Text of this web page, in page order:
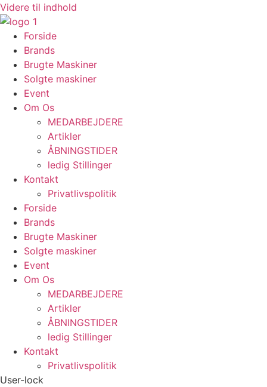
Videre til indhold
Forside
Brands
Brugte Maskiner
Solgte maskiner
Event
Om Os
MEDARBEJDERE
Artikler
ÅBNINGSTIDER
ledig Stillinger
Kontakt
Privatlivspolitik
Forside
Brands
Brugte Maskiner
Solgte maskiner
Event
Om Os
MEDARBEJDERE
Artikler
ÅBNINGSTIDER
ledig Stillinger
Kontakt
Privatlivspolitik
User-lock